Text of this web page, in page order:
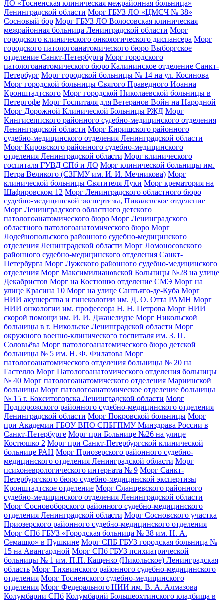
ЛО «Тосненская клиническая межрайонная больница»
Ленинградской области Морг ГБУЗ ЛО «ЦМСЧ № 38»
Сосновый бор Морг ГБУЗ ЛО Волосовская клиническая
межрайонная больница Ленинградской области Морг
городского клинического онкологического диспансера Морг
городского патологоанатомического бюро Выборгское
отделение Санкт-Петербурга Морг городского
патологоанатомического бюро Калининское отделение Санкт-
Петербург Морг городской больницы № 14 на ул. Косинова
Морг городской больницы Святого Праведного Иоанна
Кронштадтского Морг городской Николаевской больницы в
Петергофе Морг Госпиталя для Ветеранов Войн на Народной
Морг Дорожной Клинической Больницы РЖД Морг
Кингисеппского районного судебно-медицинского отделения
Ленинградской области Морг Киришского районного
судебно-медицинского отделения Ленинградской области
Морг Кировского районного судебно-медицинского
отделения Ленинградской области Морг клинического
госпиталя ГУВД СПб и ЛО Морг клинической больницы им.
Петра Великого (СЗГМУ им. И. И. Мечникова) Морг
клинической больницы Святителя Луки Морг крематория на
Шафировском 12 Морг Ленинградского областного бюро
судебно-медицинской экспертизы, Пикалевское отделение
Морг Ленинградского областного детского
патологоанатомического бюро Морг Ленинградского
областного патологоанатомического бюро Морг
Лодейнопольского районного судебно-медицинского
отделения Ленинградской области Морг Ломоносовского
районного судебно-медицинского отделения Санкт-
Петербурга Морг Лужского районного судебно-медицинского
отделения Морг Максимилиановской Больницы №28 на улице
Декабристов Морг на Костюшко отделение СМЭ Морг на
улице Красина 10 Морг на улице Сантьяго-де-Куба Морг
НИИ акушерства и гинекологии им. Д. О. Отта РАМН Морг
НИИ онкологии им. профессора Н. Н. Петрова Морг НИИ
скорой помощи им. И. И. Джанелидзе Морг Никольской
больницы в г. Никольске Ленинградской области Морг
окружного военно-клинического госпиталя им. З. П.
Соловьёва Морг патологоанатомического бюро детской
больницы № 5 им. Н. Ф. Филатова Морг
патологоанатомического отделения больницы № 20 на
Гастелло Морг Патологоанатомического отделения больницы
№ 40 Морг патологоанатомического отделения Мариинской
больницы Морг патологоанатомическое отделение больницы
№ 15 г. Бокситогорска Ленинградской области Морг
Подпорожского районного судебно-медицинского отделения
Ленинградской области Морг Покровской больницы Морг
при Академии ГБОУ ВПО СПБГПМУ Минздрава России в
Санкт-Петербурге Морг при Больнице №26 на улице
Костюшко 2 Морг при Санкт-Петербургской клинической
больнице РАН Морг Приозерского районного судебно-
медицинского отделения Ленинградской области Морг
психоневрологического интерната № 9 Морг Санкт-
Петербургского бюро судебно-медицинской экспертизы
Кронштадтское отделение Морг Сланцевского районного
судебно-медицинского отделения Ленинградской области
Морг Сосновоборского районного судебно-медицинского
отделения Ленинградской области Морг Сосновского участка
Приозерского районного судебно-медицинского отделения
Морг СПб ГБУЗ «Городская больница № 38 им. Н. А.
Семашко» в Пушкине Морг СПБ ГБУЗ городская больница №
15 на Авангардной Морг СПб ГБУЗ психиатрической
больницы № 1 им. П.П. Кащенко (Никольское) Ленинградская
область Морг Тихвинского районного судебно-медицинского
отделения Морг Тосненского судебно-медицинского
отделения Морг Федерального НИИ им. В. А. Алмазова
Колумбарии СПб Колумбарий Большеохтинского кладбища в